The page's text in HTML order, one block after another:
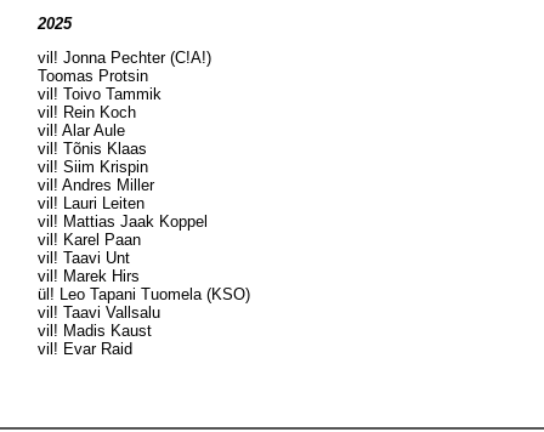
2025
vil! Jonna Pechter (C!A!)
Toomas Protsin
vil! Toivo Tammik
vil! Rein Koch
vil! Alar Aule
vil! Tõnis Klaas
vil! Siim Krispin
vil! Andres Miller
vil! Lauri Leiten
vil! Mattias Jaak Koppel
vil! Karel Paan
vil! Taavi Unt
vil! Marek Hirs
ül! Leo Tapani Tuomela (KSO)
vil! Taavi Vallsalu
vil! Madis Kaust
vil! Evar Raid